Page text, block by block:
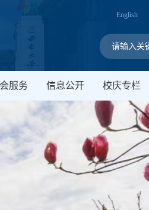
English
服务 信息公开 校庆专栏